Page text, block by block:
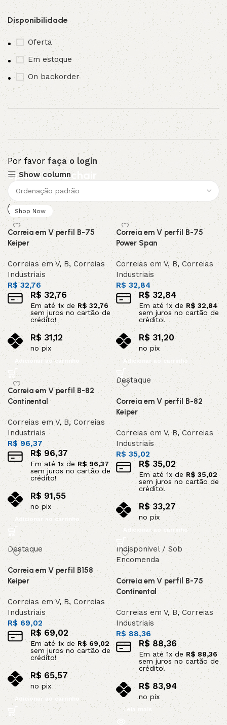
Disponibilidade
Oferta
Em estoque
On backorder
Por favor faça o login
Upholstered chair
Discount 10%
Shop Now
Show column
Correia em V perfil B-75
Keiper
Correias em V,B, Correias
Industriais
R$32,76
R$32,76
Em até1x de R$ 32,76
sem juros no cartão de
crédito!
R$ 31,12
no pix
Adicionar ao carrinho
Correia em V perfil B-75
Power Span
Correias em V, B,Correias
Industriais
R$ 32,84
R$32,84
Em até 1x de R$ 32,84
sem juros no cartão de
crédito!
R$31,20
no pix
Adicionar ao carrinho
Correia em V perfil B-82
Continental
Correias em V,B, Correias
Industriais
R$96,37
R$ 96,37
Em até 1x de R$ 96,37
sem juros no cartão de
crédito!
R$91,55
no pix
Adicionar ao carrinho
Destaque
Correia em V perfil B-82
Keiper
Correias em V,B,Correias
Industriais
R$ 35,02
R$35,02
Em até1x de R$35,02
sem juros no cartão de
crédito!
R$33,27
no pix
Adicionar ao carrinho
Destaque
Correia em V perfil B158
Keiper
Correias em V, B,Correias
Industriais
R$ 69,02
R$69,02
Em até1x de R$ 69,02
sem juros no cartão de
crédito!
R$65,57
no pix
Adicionar ao carrinho
Indisponivel / Sob
Encomenda
Correia em V perfil B-75
Continental
Correias em V, B, Correias
Industriais
R$88,36
R$ 88,36
Em até1x deR$ 88,36
sem juros no cartão de
crédito!
R$83,94
no pix
Leia mais